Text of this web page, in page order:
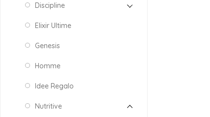
Discipline
Elixir Ultime
Genesis
Homme
Idee Regalo
Nutritive